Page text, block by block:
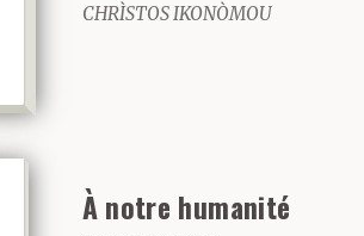
CHRÌSTOS IKONÒMOU
À notre humanité